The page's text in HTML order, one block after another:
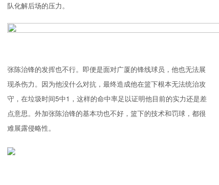
队化解后场的压力。
张陈治锋的发挥也不行。即便是面对广厦的锋线球员，他也无法展
现杀伤力。因为他没什么对抗，最终造成他在篮下根本无法统治攻
守，在垃圾时间5中1，这样的命中率足以证明他目前的实力还是差
点意思。外加张陈治锋的基本功也不好，篮下的技术和罚球，都很
难展露侵略性。